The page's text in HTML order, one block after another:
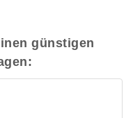
günstigen